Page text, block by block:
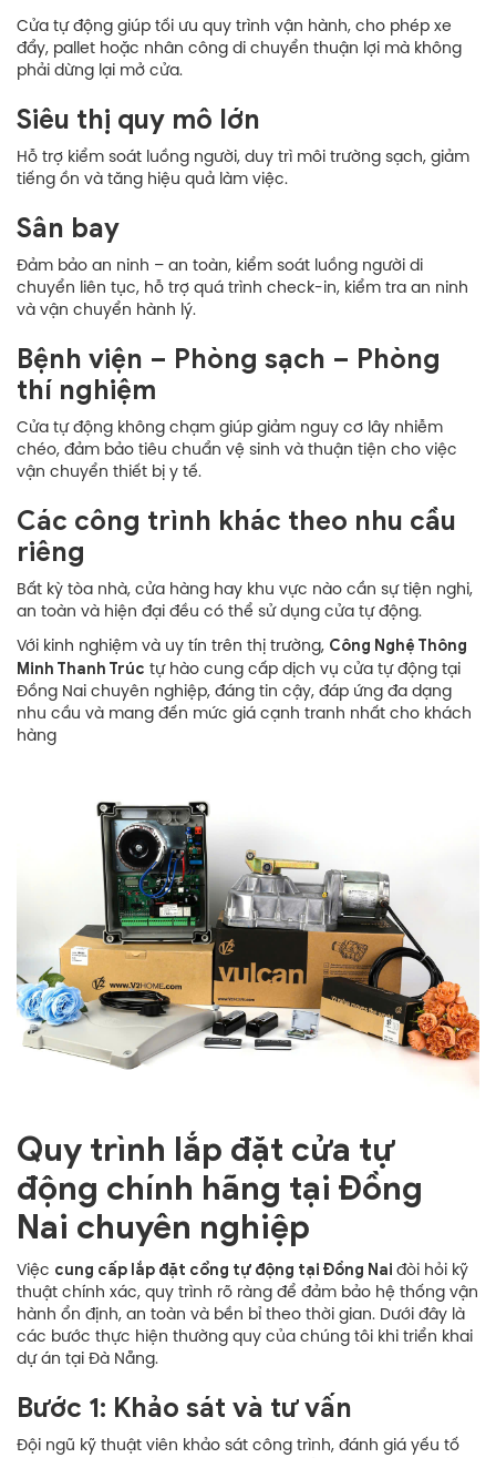
Cửa tự động giúp tối ưu quy trình vận hành, cho phép xe
đẩy, pallet hoặc nhân công di chuyển thuận lợi mà không
phải dừng lại mở cửa.
Siêu thị quy mô lớn
Hỗ trợ kiểm soát luồng người, duy trì môi trường sạch, giảm
tiếng ồn và tăng hiệu quả làm việc.
Sân bay
Đảm bảo an ninh – an toàn, kiểm soát luồng người di
chuyển liên tục, hỗ trợ quá trình check-in, kiểm tra an ninh
và vận chuyển hành lý.
Bệnh viện – Phòng sạch – Phòng
thí nghiệm
Cửa tự động không chạm giúp giảm nguy cơ lây nhiễm
chéo, đảm bảo tiêu chuẩn vệ sinh và thuận tiện cho việc
vận chuyển thiết bị y tế.
Các công trình khác theo nhu cầu
riêng
Bất kỳ tòa nhà, cửa hàng hay khu vực nào cần sự tiện nghi,
an toàn và hiện đại đều có thể sử dụng cửa tự động.
Với kinh nghiệm và uy tín trên thị trường, Công Nghệ Thông
Minh Thanh Trúc tự hào cung cấp dịch vụ cửa tự động tại
Đồng Nai chuyên nghiệp, đáng tin cậy, đáp ứng đa dạng
nhu cầu và mang đến mức giá cạnh tranh nhất cho khách
hàng
Quy trình lắp đặt cửa tự
động chính hãng tại Đồng
Nai chuyên nghiệp
Việc cung cấp lắp đặt cổng tự động tại Đồng Nai đòi hỏi kỹ
thuật chính xác, quy trình rõ ràng để đảm bảo hệ thống vận
hành ổn định, an toàn và bền bỉ theo thời gian. Dưới đây là
các bước thực hiện thường quy của chúng tôi khi triển khai
dự án tại Đà Nẵng.
Bước 1: Khảo sát và tư vấn
Đội ngũ kỹ thuật viên khảo sát công trình, đánh giá yếu tố